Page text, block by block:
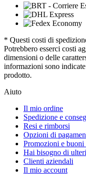
* Questi costi di
Potrebbero esserci costi
dimensioni o delle
informazioni sono
prodotto.
Aiuto
Il mio ordine
Spedizione e
Resi e rimborsi
Opzioni di
Promozioni e buoni
Hai bisogno di
Clienti aziendali
Il mio account